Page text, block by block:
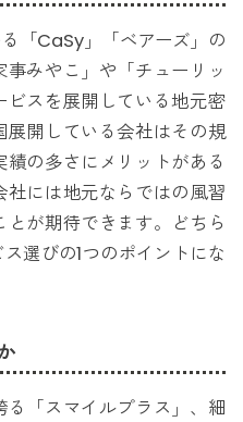
「CaSy」「ベアーズ」の
みやこ」や「チューリッ
スを展開している地元密
開している会社はその規
の多さにメリットがある
には地元ならではの風習
が期待できます。どちら
選びの1つのポイントにな
「スマイルプラス」、細